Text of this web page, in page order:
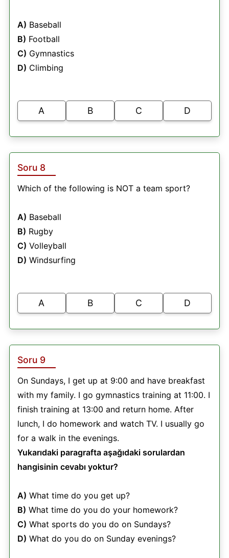
A) Baseball
B) Football
C) Gymnastics
D) Climbing
A B C D
Soru 8
Which of the following is NOT a team sport?
A) Baseball
B) Rugby
C) Volleyball
D) Windsurfing
A B C D
Soru 9
On Sundays, I get up at 9:00 and have breakfast
with my family. I go gymnastics training at 11:00. I
finish training at 13:00 and return home. After
lunch, I do homework and watch TV. I usually go
for a walk in the evenings.
Yukarıdaki paragrafta aşağıdaki sorulardan
hangisinin cevabı yoktur?
A) What time do you get up?
B) What time do you do your homework?
C) What sports do you do on Sundays?
D) What do you do on Sunday evenings?